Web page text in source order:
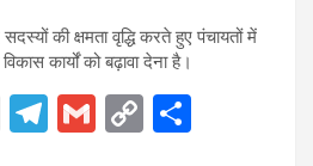
की क्षमता वृद्धि करते हुए पंचायतों में
कार्यों को बढ़ावा देना है।
X
T
G
C